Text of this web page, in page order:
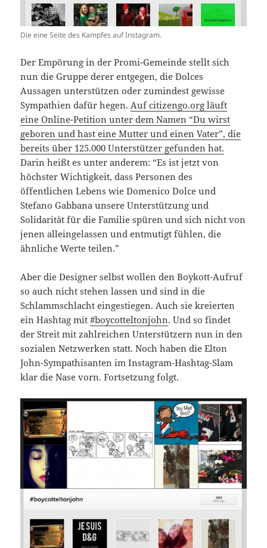
Die eine Seite des Kampfes auf Instagram.
Der Empörung in der Promi-Gemeinde stellt sich
nun die Gruppe derer entgegen, die Dolces
Aussagen unterstützen oder zumindest gewisse
Sympathien dafür hegen.Auf citizengo.org läuft
eine Online-Petition unter dem Namen “Du wirst
geboren und hast eine Mutter und einen Vater”, die
bereits über 125.000 Unterstützer gefunden hat.
Darin heißt es unter anderem: “Es ist jetzt von
höchster Wichtigkeit, dass Personen des
öffentlichen Lebens wie Domenico Dolce und
Stefano Gabbana unsere Unterstützung und
Solidarität für die Familie spüren und sich nicht von
jenen alleingelassen und entmutigt fühlen, die
ähnliche Werte teilen.”
Aber die Designer selbst wollen den Boykott-Aufruf
so auch nicht stehen lassen und sind in die
Schlammschlacht eingestiegen. Auch sie kreierten
ein Hashtag mit#boycotteltonjohn. Und so findet
der Streit mit zahlreichen Unterstützern nun in den
sozialen Netzwerken statt. Noch haben die Elton
John-Sympathisanten im Instagram-Hashtag-Slam
klar die Nase vorn. Fortsetzung folgt.